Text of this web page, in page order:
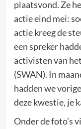
plaatsvond. Ze
actie eind mei:
actie kreeg de
een spreker
activisten van
(SWAN). In
hadden we
deze kwestie, je
Onder de foto’s